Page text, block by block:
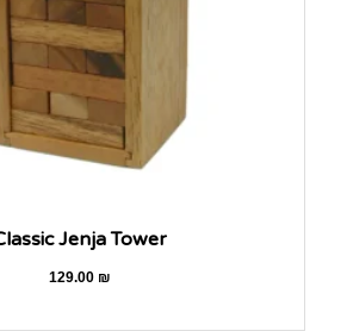
Classic Jenja Tower
129.00₪